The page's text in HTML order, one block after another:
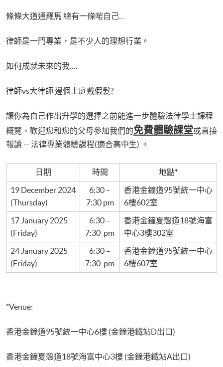
條條大道通羅馬 總有一條啱自己…
律師是一門專業，是不少人的理想行業。
如何成就未來的我….
律師vs大律師 邊個上庭戴假髮?
讓你為自己作出升學的選擇之前能進一步體驗法律學士課程
概覽，歡迎您和您的父母參加我們的免費體驗課堂或直接
報讀 -- 法律專業體驗課程(適合高中生) 。
日期 時間 地點*
19 December 2024
(Thursday)
6:30 –
7:30 pm
香港金鐘道95號統一中心
6樓602室
17 January 2025
(Friday)
6:30 –
7:30 pm
香港金鐘夏愨道18號海富
中心3樓302室
24 January 2025
(Friday)
6:30 –
7:30 pm
香港金鐘道95號統一中心
6樓607室
*Venue:
香港金鐘道95號統一中心6樓 (金鐘港鐵站D出口)
香港金鐘夏愨道18號海富中心3樓 (金鐘港鐵站A出口)